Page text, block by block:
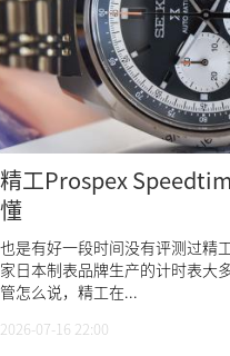
精工Prospex
懂
也是有好一段时间没有评测过精
家日本制表品牌生产的计时表大
管怎么说，精工在...
2026-07-16 22:00